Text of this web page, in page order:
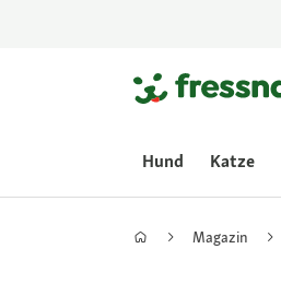
Hund Katze
Magazin